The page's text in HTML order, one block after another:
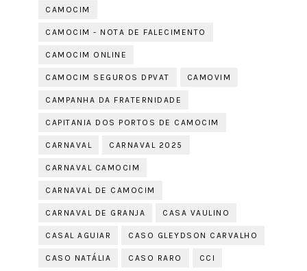
CAMOCIM
CAMOCIM - NOTA DE FALECIMENTO
CAMOCIM ONLINE
CAMOCIM SEGUROS DPVAT CAMOVIM
CAMPANHA DA FRATERNIDADE
CAPITANIA DOS PORTOS DE CAMOCIM
CARNAVAL CARNAVAL 2025
CARNAVAL CAMOCIM
CARNAVAL DE CAMOCIM
CARNAVAL DE GRANJA CASA VAULINO
CASAL AGUIAR CASO GLEYDSON CARVALHO
CASO NATÁLIA CASO RARO CCI